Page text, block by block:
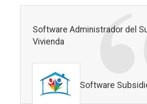
Software Administrador del
Vivienda
Software